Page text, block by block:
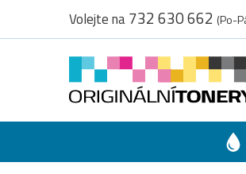
Volejte na732 630 662 (Po-